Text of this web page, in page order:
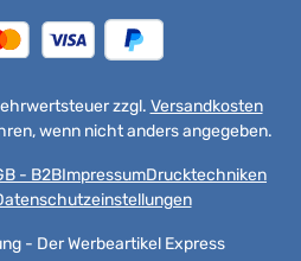
zzgl. Versandkosten
wenn nicht anders angegeben.
- Der Werbeartikel Express
- B2BImpressumDrucktechniken